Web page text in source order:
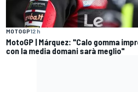
MOTOGP12 h
MotoGP | Márquez: "Calo gomma
con la media domani sarà meglio"